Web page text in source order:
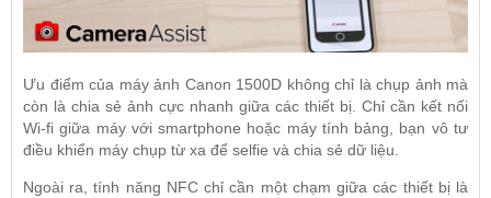
Ưu điểm của máy ảnh Canon 1500D không chỉ là chụp ảnh mà
còn là chia sẻ ảnh cực nhanh giữa các thiết bị. Chỉ cần kết nối
Wi-fi giữa máy với smartphone hoặc máy tính bảng, bạn vô tư
điều khiển máy chụp từ xa để selfie và chia sẻ dữ liệu.
Ngoài ra, tính năng NFC chỉ cần một chạm giữa các thiết bị là